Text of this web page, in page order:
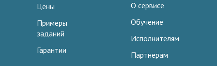
Цены
Примеры
заданий
Гарантии
О сервисе
Обучение
Исполнителям
Партнерам